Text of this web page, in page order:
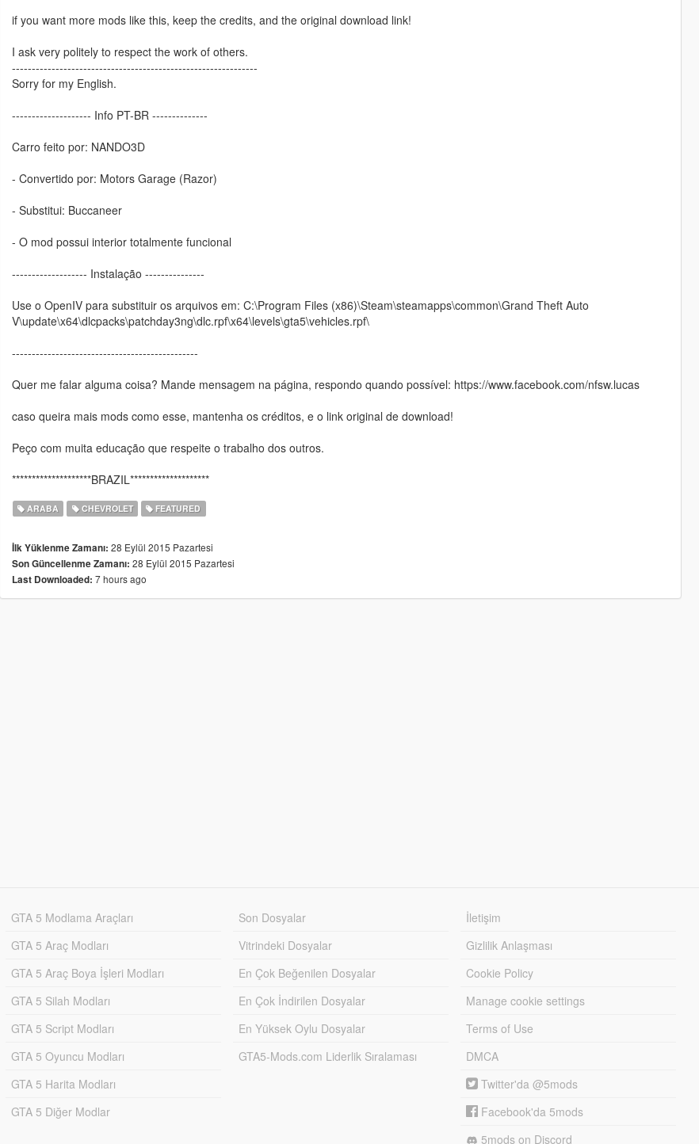
if you want more mods like this, keep the credits, and the original download link!
I ask very politely to respect the work of others.
--------------------------------------------------------------
Sorry for my English.
-------------------- Info PT-BR --------------
Carro feito por: NANDO3D
- Convertido por: Motors Garage (Razor)
- Substitui: Buccaneer
- O mod possui interior totalmente funcional
------------------- Instalação ---------------
Use o OpenIV para substituir os arquivos em: C:\Program Files (x86)\Steam\steamapps\common\Grand Theft Auto
V\update\x64\dlcpacks\patchday3ng\dlc.rpf\x64\levels\gta5\vehicles.rpf\
-----------------------------------------------
Quer me falar alguma coisa? Mande mensagem na página, respondo quando possível: https://www.facebook.com/nfsw.lucas
caso queira mais mods como esse, mantenha os créditos, e o link original de download!
Peço com muita educação que respeite o trabalho dos outros.
********************BRAZIL********************
ARABA CHEVROLET FEATURED
İlk Yüklenme Zamanı: 28 Eylül 2015 Pazartesi
Son Güncellenme Zamanı: 28 Eylül 2015 Pazartesi
Last Downloaded: 7 hours ago
GTA 5 Modlama Araçları
GTA 5 Araç Modları
GTA 5 Araç Boya İşleri Modları
GTA 5 Silah Modları
GTA 5 Script Modları
GTA 5 Oyuncu Modları
GTA 5 Harita Modları
GTA 5 Diğer Modlar
Son Dosyalar
Vitrindeki Dosyalar
En Çok Beğenilen Dosyalar
En Çok İndirilen Dosyalar
En Yüksek Oylu Dosyalar
GTA5-Mods.com Liderlik Sıralaması
İletişim
Gizlilik Anlaşması
Cookie Policy
Manage cookie settings
Terms of Use
DMCA
Twitter'da @5mods
Facebook'da 5mods
5mods on Discord